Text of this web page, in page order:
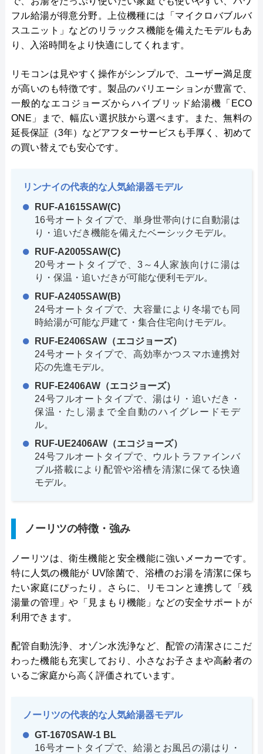
フル給湯が得意分野。上位機種には「マイクロバブルバ
スユニット」などのリラックス機能を備えたモデルもあ
り、入浴時間をより快適にしてくれます。
リモコンは見やすく操作がシンプルで、ユーザー満足度
が高いのも特徴です。製品のバリエーションが豊富で、
一般的なエコジョーズからハイブリッド給湯機「ECO
ONE」まで、幅広い選択肢から選べます。また、無料の
延長保証（3年）などアフターサービスも手厚く、初めて
の買い替えでも安心です。
リンナイの代表的な人気給湯器モデル
RUF-A1615SAW(C)
16号オートタイプで、単身世帯向けに自動湯は
り・追いだき機能を備えたベーシックモデル。
RUF-A2005SAW(C)
20号オートタイプで、3～4人家族向けに湯は
り・保温・追いだきが可能な便利モデル。
RUF-A2405SAW(B)
24号オートタイプで、大容量により冬場でも同
時給湯が可能な戸建て・集合住宅向けモデル。
RUF-E2406SAW（エコジョーズ）
24号オートタイプで、高効率かつスマホ連携対
応の先進モデル。
RUF-E2406AW（エコジョーズ）
24号フルオートタイプで、湯はり・追いだき・
保温・たし湯まで全自動のハイグレードモデ
ル。
RUF-UE2406AW（エコジョーズ）
24号フルオートタイプで、ウルトラファインバ
ブル搭載により配管や浴槽を清潔に保てる快適
モデル。
ノーリツの特徴・強み
ノーリツは、衛生機能と安全機能に強いメーカーです。
特に人気の機能が UV除菌で、浴槽のお湯を清潔に保ち
たい家庭にぴったり。さらに、リモコンと連携して「残
湯量の管理」や「見まもり機能」などの安全サポートが
利用できます。
配管自動洗浄、オゾン水洗浄など、配管の清潔さにこだ
わった機能も充実しており、小さなお子さまや高齢者の
いるご家庭から高く評価されています。
ノーリツの代表的な人気給湯器モデル
GT-1670SAW-1 BL
16号オートタイプで、給湯とお風呂の湯はり・